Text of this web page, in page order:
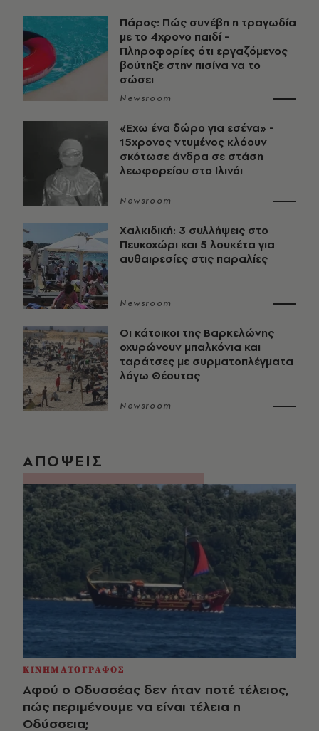
Πάρος: Πώς συνέβη η τραγωδία
με το 4χρονο παιδί -
Πληροφορίες ότι εργαζόμενος
βούτηξε στην πισίνα να το
σώσει
Newsroom
«Έχω ένα δώρο για εσένα» -
15χρονος ντυμένος κλόουν
σκότωσε άνδρα σε στάση
λεωφορείου στο Ιλινόι
Newsroom
Χαλκιδική: 3 συλλήψεις στο
Πευκοχώρι και 5 λουκέτα για
αυθαιρεσίες στις παραλίες
Newsroom
Οι κάτοικοι της Βαρκελώνης
οχυρώνουν μπαλκόνια και
ταράτσες με συρματοπλέγματα
λόγω Θέουτας
Newsroom
ΑΠΟΨΕΙΣ
ΚΙΝΗΜΑΤΟΓΡΑΦΟΣ
Αφού ο Οδυσσέας δεν ήταν ποτέ τέλειος,
πώς περιμένουμε να είναι τέλεια η
Οδύσσεια;